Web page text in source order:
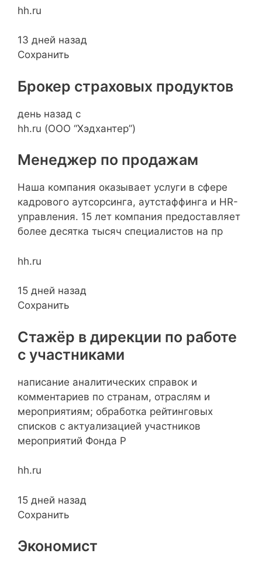
hh.ru
13 дней назад
Сохранить
Брокер страховых продуктов
день назад с
hh.ru (ООО “Хэдхантер”)
Менеджер по продажам
Наша компания оказывает услуги в сфере
кадрового аутсорсинга, аутстаффинга и HR-
управления. 15 лет компания предоставляет
более десятка тысяч специалистов на пр
hh.ru
15 дней назад
Сохранить
Стажёр в дирекции по работе
с участниками
написание аналитических справок и
комментариев по странам, отраслям и
мероприятиям; обработка рейтинговых
списков с актуализацией участников
мероприятий Фонда Р
hh.ru
15 дней назад
Сохранить
Экономист